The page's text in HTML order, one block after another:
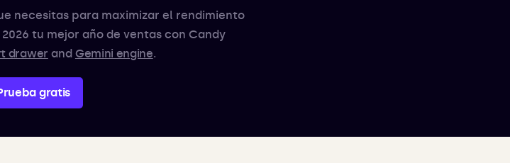
necesitas para maximizar el rendimiento
tu mejor año de ventas con Candy
drawer and Gemini engine.
gratis